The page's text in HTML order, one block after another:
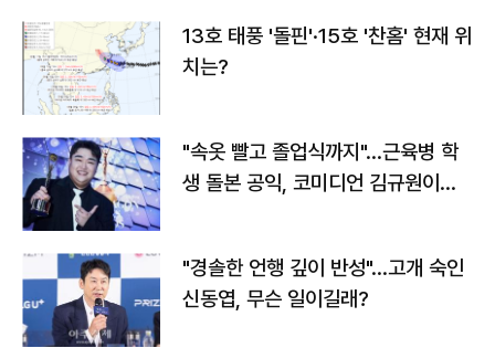
13호 태풍 '돌핀'·15호 '찬홈' 현재 위
치는?
"속옷 빨고 졸업식까지"…근육병 학
생 돌본 공익, 코미디언 김규원이었
"경솔한 언행 깊이 반성"…고개 숙인
신동엽, 무슨 일이길래?